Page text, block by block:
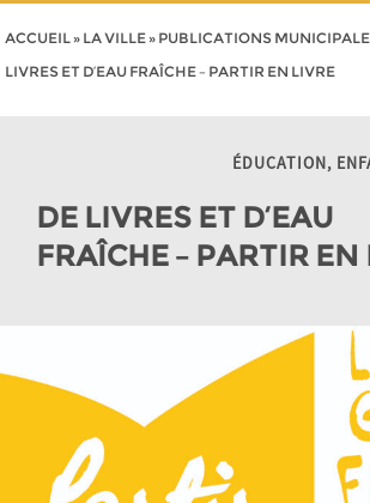
ACCUEIL» LA VILLE» PUBLICATIONS
LIVRES ET D’EAU FRAÎCHE – PARTIR EN LIVRE
ÉDUCATION,
DE LIVRES ET D’EAU
FRAÎCHE – PARTIR EN